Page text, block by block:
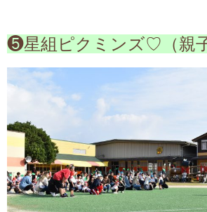
❺星組ピクミンズ♡（親子